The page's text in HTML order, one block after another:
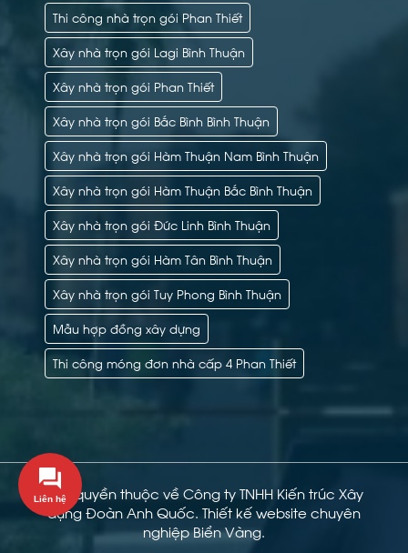
Thi công nhà trọn gói Phan Thiết
Xây nhà trọn gói Lagi Bình Thuận
Xây nhà trọn gói Phan Thiết
Xây nhà trọn gói Bắc Bình Bình Thuận
Xây nhà trọn gói Hàm Thuận Nam Bình Thuận
Xây nhà trọn gói Hàm Thuận Bắc Bình Thuận
Xây nhà trọn gói Đức Linh Bình Thuận
Xây nhà trọn gói Hàm Tân Bình Thuận
Xây nhà trọn gói Tuy Phong Bình Thuận
Mẫu hợp đồng xây dựng
Thi công móng đơn nhà cấp 4 Phan Thiết
Bản quyền thuộc về Công ty TNHH Kiến trúc Xây
dựng Đoàn Anh Quốc. Thiết kế website chuyên
nghiệp Biển Vàng.